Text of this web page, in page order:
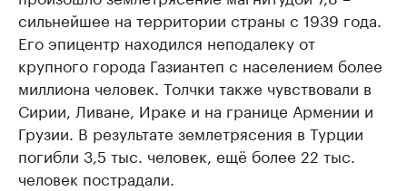
сильнейшее на территории страны с 1939 года.
Его эпицентр находился неподалеку от
крупного города Газиантеп с населением более
миллиона человек. Толчки также чувствовали в
Сирии, Ливане, Ираке и на границе Армении и
Грузии. В результате землетрясения в Турции
погибли 3,5 тыс. человек, ещё более 22 тыс.
человек пострадали.